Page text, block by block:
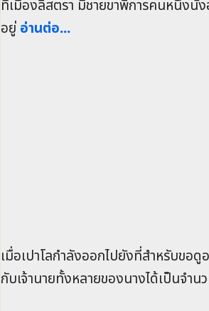
ที่เมืองลิสตรา มีชายขาพิการคนหนึ่งนั่
อยู่ อ่านต่อ...
เมื่อเปาโลกำลังออกไปยังที่สำหรับขอ
กับเจ้านายทั้งหลายของนางได้เป็นจำ